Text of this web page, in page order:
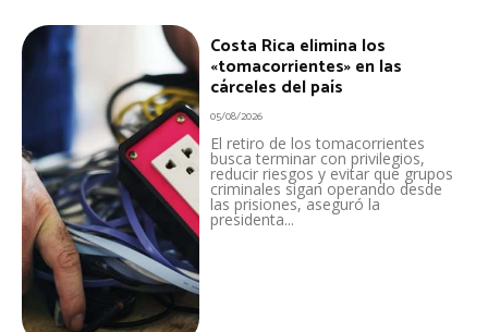
Costa Rica elimina los
«tomacorrientes» en las
cárceles del país
05/08/2026
El retiro de los tomacorrientes
busca terminar con privilegios,
reducir riesgos y evitar que grupos
criminales sigan operando desde
las prisiones, aseguró la
presidenta...